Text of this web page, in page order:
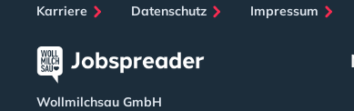
Karriere Datenschutz Impressum
Wollmilchsau GmbH